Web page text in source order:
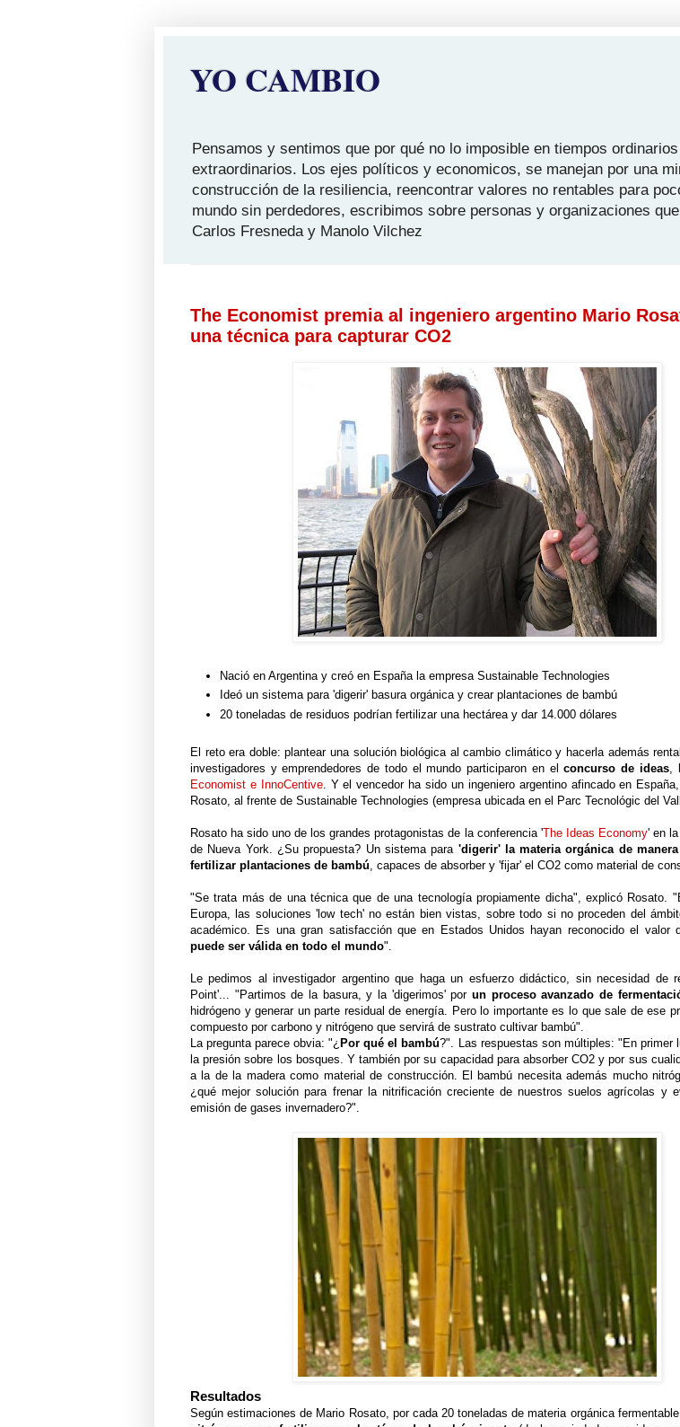
YO CAMBIO
Pensamos y sentimos que por qué no lo imposible en tiempos
extraordinarios. Los ejes políticos y economicos, se manejan por una
construcción de la resiliencia, reencontrar valores no rentables para
mundo sin perdedores, escribimos sobre personas y organizaciones
Carlos Fresneda y Manolo Vilchez
The Economist premia al ingeniero argentino Mario
una técnica para capturar CO2
Nació en Argentina y creó en España la empresa Sustainable Technologies
Ideó un sistema para 'digerir' basura orgánica y crear plantaciones de bambú
20 toneladas de residuos podrían fertilizar una hectárea y dar 14.000 dólares
El reto era doble: plantear una solución biológica al cambio climático y hacerla además
investigadores y emprendedores de todo el mundo participaron en elconcurso de ideas,
Economist e InnoCentive. Y el vencedor ha sido un ingeniero argentino afincado en
Rosato, al frente de Sustainable Technologies (empresa ubicada en el Parc Tecnológic del
Rosato ha sido uno de los grandes protagonistas de la conferencia 'The Ideas Economy' en
de Nueva York. ¿Su propuesta? Un sistema para 'digerir' la materia orgánica de
fertilizar plantaciones de bambú, capaces de absorber y 'fijar' el CO2 como material de
"Se trata más de una técnica que de una tecnología propiamente dicha", explicó Rosato.
Europa, las soluciones 'low tech' no están bien vistas, sobre todo si no proceden del
académico. Es una gran satisfacción que en Estados Unidos hayan reconocido el valor
puede ser válida en todo el mundo".
Le pedimos al investigador argentino que haga un esfuerzo didáctico, sin necesidad de
Point'... "Partimos de la basura, y la 'digerimos' por un proceso avanzado de
hidrógeno y generar un parte residual de energía. Pero lo importante es lo que sale de ese
compuesto por carbono y nitrógeno que servirá de sustrato cultivar bambú".
La pregunta parece obvia: "¿ Por qué el bambú?". Las respuestas son múltiples: "En primer
la presión sobre los bosques. Y también por su capacidad para absorber CO2 y por sus
a la de la madera como material de construcción. El bambú necesita además mucho
¿qué mejor solución para frenar la nitrificación creciente de nuestros suelos agrícolas y
emisión de gases invernadero?".
Resultados
Según estimaciones de Mario Rosato, por cada 20 toneladas de materia orgánica fermentable